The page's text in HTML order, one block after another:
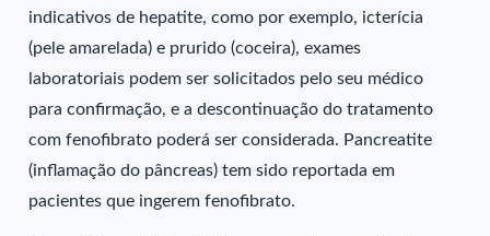
indicativos de hepatite, como por exemplo, icterícia
(pele amarelada) e prurido (coceira), exames
laboratoriais podem ser solicitados pelo seu médico
para confirmação, e a descontinuação do tratamento
com fenofibrato poderá ser considerada. Pancreatite
(inflamação do pâncreas) tem sido reportada em
pacientes que ingerem fenofibrato.